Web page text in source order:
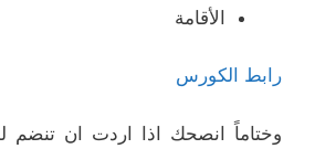
الأقامة
رابط الكورس
وختاماً انصحك اذا اردت ان تنضم